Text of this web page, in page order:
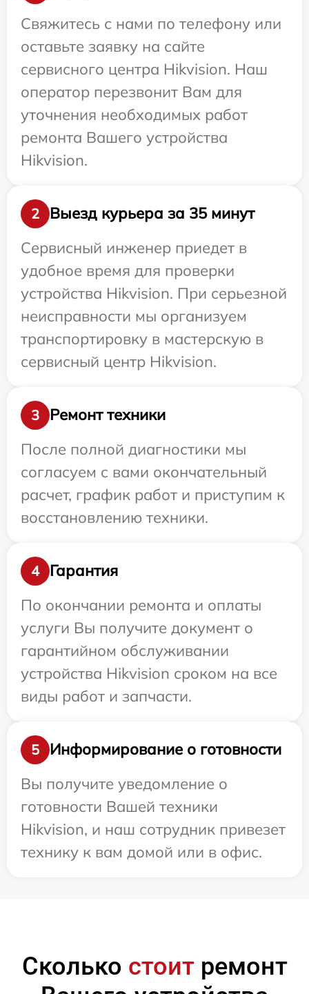
Свяжитесь с нами по телефону или
оставьте заявку на сайте
сервисного центра Hikvision. Наш
оператор перезвонит Вам для
уточнения необходимых работ
ремонта Вашего устройства
Hikvision.
2
Выезд курьера за 35 минут
Сервисный инженер приедет в
удобное время для проверки
устройства Hikvision. При серьезной
неисправности мы организуем
транспортировку в мастерскую в
сервисный центр Hikvision.
3
Ремонт техники
После полной диагностики мы
согласуем с вами окончательный
расчет, график работ и приступим к
восстановлению техники.
4
Гарантия
По окончании ремонта и оплаты
услуги Вы получите документ о
гарантийном обслуживании
устройства Hikvision сроком на все
виды работ и запчасти.
5
Информирование о готовности
Вы получите уведомление о
готовности Вашей техники
Hikvision, и наш сотрудник привезет
технику к вам домой или в офис.
Сколько стоитремонт